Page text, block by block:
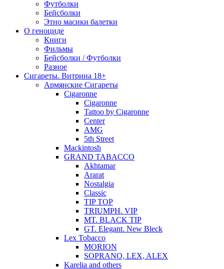
Футболки
Бейсболки
Этно масики балетки
О геноциде
Книги
Фильмы
Бейсболки / Футболки
Разное
Сигареты. Витрина 18+
Армянские Сигареты
Cigaronne
Cigaronne
Tattoo by Cigaronne
Center
AMG
5th Street
Mackintosh
GRAND TABACCO
Akhtamar
Ararat
Nostalgia
Classic
TIP TOP
TRIUMPH. VIP
MT. BLACK TIP
GT. Elegant. New Bleck
Lex Tobacco
MORION
SOPRANO, LEX, ALEX
Karelia and others